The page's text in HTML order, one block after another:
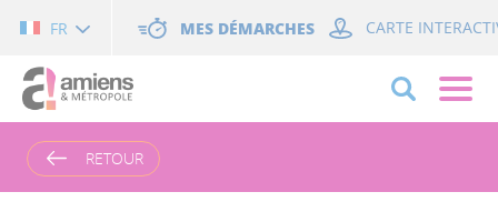
FR MES DÉMARCHES CARTE
RETOUR